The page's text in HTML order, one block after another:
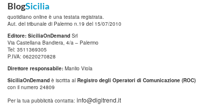
BlogSicilia
quotidiano online è una testata registrata.
Aut. del tribunale di Palermo n.19 del 15/07/2010
Editore: SiciliaOnDemand Srl
Via Castellana Bandiera, 4/a – Palermo
Tel: 3511369305
P.IVA: 06220270828
Direttore responsabile: Manlio Viola
SiciliaOnDemand è iscritta al Registro degli Operatori di Comunicazione (ROC)
con il numero 24809
Per la tua pubblicità contatta: info@digitrend.it